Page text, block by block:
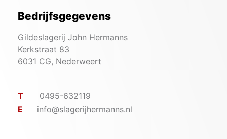
Bedrijfsgegevens
Gildeslagerij John Hermanns
Kerkstraat 83
6031 CG, Nederweert
T
0495-632119
E
info@slagerijhermanns.nl